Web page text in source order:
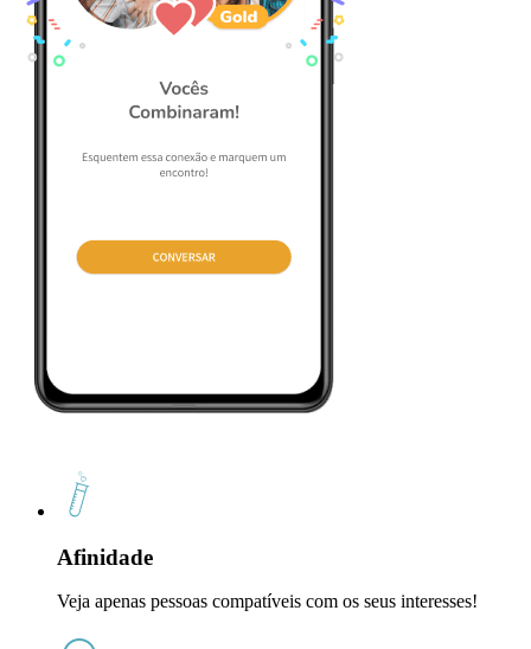
Afinidade
Veja apenas pessoas compatíveis com os seus interesses!